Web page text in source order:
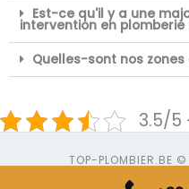
Est-ce qu'il y a une
intervention en plomberie
Quelles-sont nos
3.5/5
TOP-PLOMBIER.BE ©